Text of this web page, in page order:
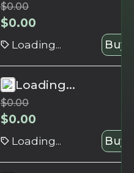
$0.00
$0.00
Loading... Buy
Loading...
$0.00
$0.00
Loading... Buy